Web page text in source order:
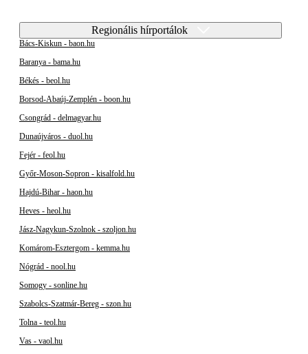
Regionális hírportálok
Bács-Kiskun - baon.hu
Baranya - bama.hu
Békés - beol.hu
Borsod-Abaúj-Zemplén - boon.hu
Csongrád - delmagyar.hu
Dunaújváros - duol.hu
Fejér - feol.hu
Győr-Moson-Sopron - kisalfold.hu
Hajdú-Bihar - haon.hu
Heves - heol.hu
Jász-Nagykun-Szolnok - szoljon.hu
Komárom-Esztergom - kemma.hu
Nógrád - nool.hu
Somogy - sonline.hu
Szabolcs-Szatmár-Bereg - szon.hu
Tolna - teol.hu
Vas - vaol.hu